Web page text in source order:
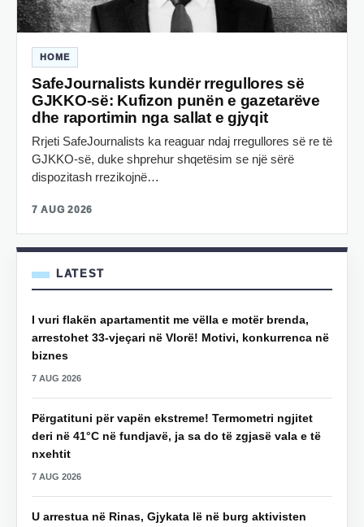
HOME
SafeJournalists kundër rregullores së
GJKKO-së: Kufizon punën e gazetarëve
dhe raportimin nga sallat e gjyqit
Rrjeti SafeJournalists ka reaguar ndaj rregullores së re të
GJKKO-së, duke shprehur shqetësim se një sërë
dispozitash rrezikojnë…
7 AUG 2026
LATEST
I vuri flakën apartamentit me vëlla e motër brenda,
arrestohet 33-vjeçari në Vlorë! Motivi, konkurrenca në
biznes
7 AUG 2026
Përgatituni për vapën ekstreme! Termometri ngjitet
deri në 41°C në fundjavë, ja sa do të zgjasë vala e të
nxehtit
7 AUG 2026
U arrestua në Rinas, Gjykata lë në burg aktivisten